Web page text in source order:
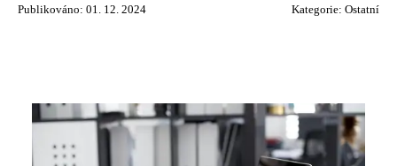
Publikováno: 01. 12. 2024 Kategorie: Ostatní